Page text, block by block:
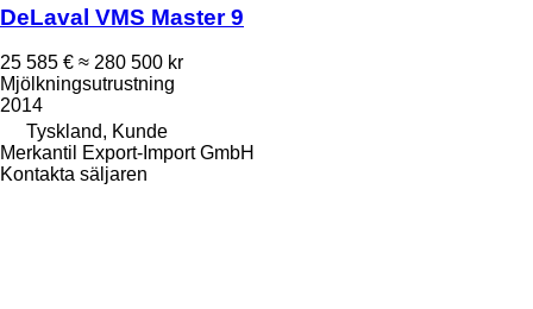
DeLaval VMS Master 9
25 585 € ≈ 280 500 kr
Mjölkningsutrustning
2014
Tyskland, Kunde
Merkantil Export-Import GmbH
Kontakta säljaren